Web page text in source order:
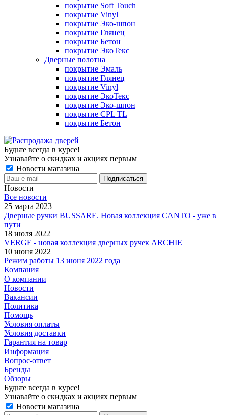
покрытие Soft Touch
покрытие Vinyl
покрытие Эко-шпон
покрытие Глянец
покрытие Бетон
покрытие ЭкоТекс
Дверные полотна
покрытие Эмаль
покрытие Глянец
покрытие Vinyl
покрытие ЭкоТекс
покрытие Эко-шпон
покрытие CPL TL
покрытие Бетон
Будьте всегда в курсе!
Узнавайте о скидках и акциях первым
Новости магазина
Новости
Все новости
25 марта 2023
Дверные ручки BUSSARE. Новая коллекция CANTO - уже в
пути
18 июля 2022
VERGE - новая коллекция дверных ручек ARCHIE
10 июня 2022
Режим работы 13 июня 2022 года
Компания
О компании
Новости
Вакансии
Политика
Помощь
Условия оплаты
Условия доставки
Гарантия на товар
Информация
Вопрос-ответ
Бренды
Обзоры
Будьте всегда в курсе!
Узнавайте о скидках и акциях первым
Новости магазина